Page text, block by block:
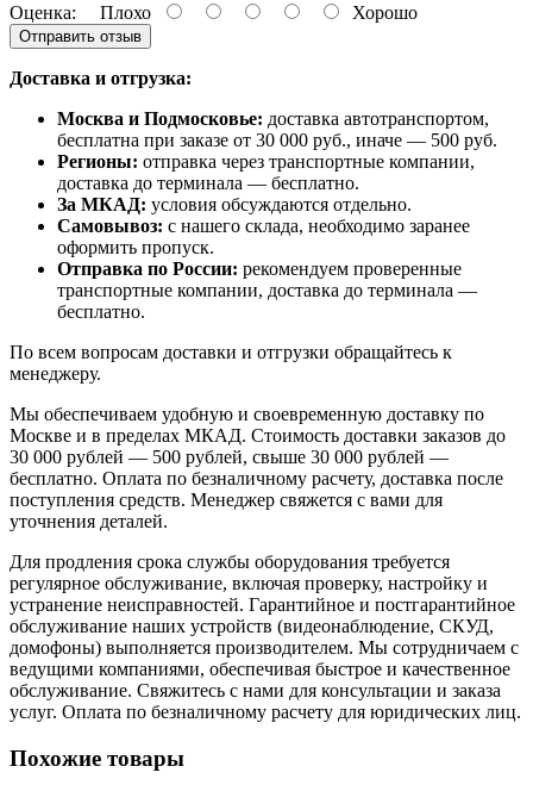
Оценка: Плохо Хорошо
Отправить отзыв
Доставка и отгрузка:
Москва и Подмосковье: доставка автотранспортом,
бесплатна при заказе от 30 000 руб., иначе — 500 руб.
Регионы: отправка через транспортные компании,
доставка до терминала — бесплатно.
За МКАД: условия обсуждаются отдельно.
Самовывоз: с нашего склада, необходимо заранее
оформить пропуск.
Отправка по России: рекомендуем проверенные
транспортные компании, доставка до терминала —
бесплатно.
По всем вопросам доставки и отгрузки обращайтесь к
менеджеру.
Мы обеспечиваем удобную и своевременную доставку по
Москве и в пределах МКАД. Стоимость доставки заказов до
30 000 рублей — 500 рублей, свыше 30 000 рублей —
бесплатно. Оплата по безналичному расчету, доставка после
поступления средств. Менеджер свяжется с вами для
уточнения деталей.
Для продления срока службы оборудования требуется
регулярное обслуживание, включая проверку, настройку и
устранение неисправностей. Гарантийное и постгарантийное
обслуживание наших устройств (видеонаблюдение, СКУД,
домофоны) выполняется производителем. Мы сотрудничаем с
ведущими компаниями, обеспечивая быстрое и качественное
обслуживание. Свяжитесь с нами для консультации и заказа
услуг. Оплата по безналичному расчету для юридических лиц.
Похожие товары